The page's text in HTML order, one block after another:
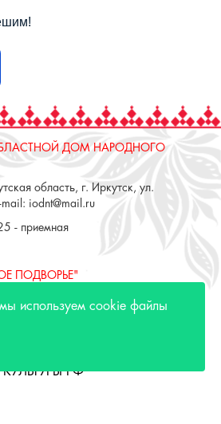
ДОМ НАРОДНОГО
область, г. Иркутск, ул.
iodnt@mail.ru
- приемная
ПОДВОРЬЕ"
область, г. Иркутск, ул. 3 июля,
РФ
используем cookie файлы